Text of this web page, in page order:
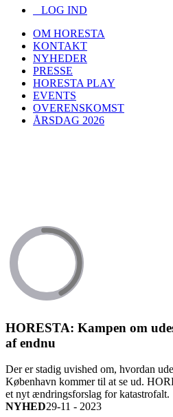
LOG IND
OM HORESTA
KONTAKT
NYHEDER
PRESSE
HORESTA PLAY
EVENTS
OVERENSKOMST
ÅRSDAG 2026
HORESTA: Kampen om
af endnu
Der er stadig uvished om, hvordan
København kommer til at se ud.
et nyt ændringsforslag for katastrofalt.
NYHED29-11 - 2023